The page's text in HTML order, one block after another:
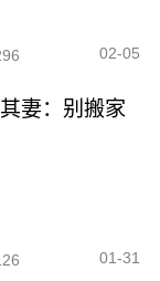
02-05
妻：别搬家
01-31